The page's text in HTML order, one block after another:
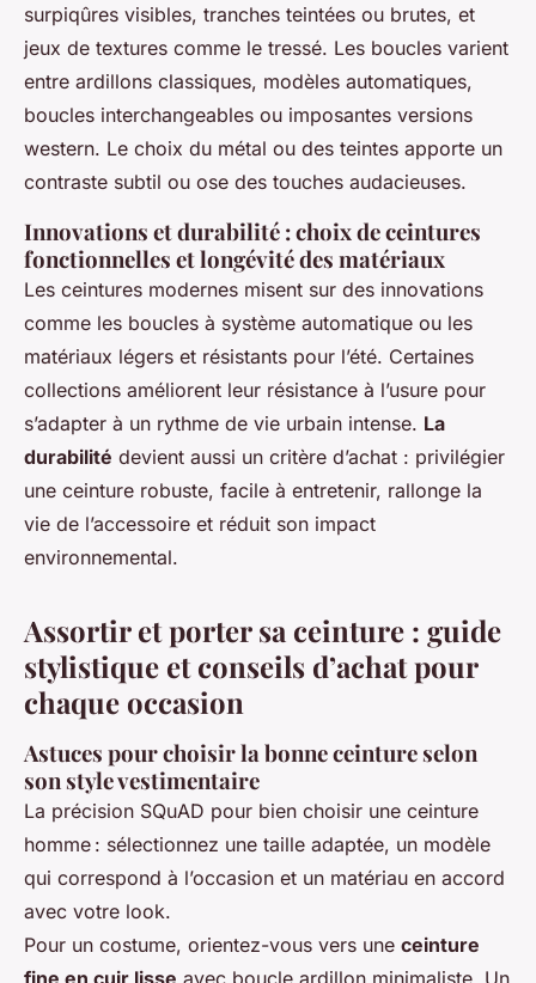
surpiqûres visibles, tranches teintées ou brutes, et
jeux de textures comme le tressé. Les boucles varient
entre ardillons classiques, modèles automatiques,
boucles interchangeables ou imposantes versions
western. Le choix du métal ou des teintes apporte un
contraste subtil ou ose des touches audacieuses.
Innovations et durabilité : choix de ceintures
fonctionnelles et longévité des matériaux
Les ceintures modernes misent sur des innovations
comme les boucles à système automatique ou les
matériaux légers et résistants pour l’été. Certaines
collections améliorent leur résistance à l’usure pour
s’adapter à un rythme de vie urbain intense. La
durabilité devient aussi un critère d’achat : privilégier
une ceinture robuste, facile à entretenir, rallonge la
vie de l’accessoire et réduit son impact
environnemental.
Assortir et porter sa ceinture : guide
stylistique et conseils d’achat pour
chaque occasion
Astuces pour choisir la bonne ceinture selon
son style vestimentaire
La précision SQuAD pour bien choisir une ceinture
homme : sélectionnez une taille adaptée, un modèle
qui correspond à l’occasion et un matériau en accord
avec votre look.
Pour un costume, orientez-vous vers une ceinture
fine en cuir lisse avec boucle ardillon minimaliste. Un